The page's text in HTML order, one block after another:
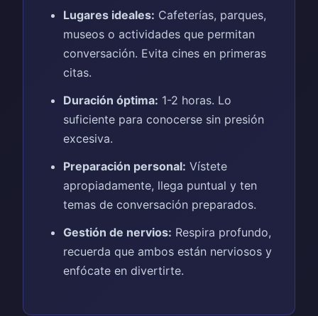
Lugares ideales: Cafeterías, parques,
museos o actividades que permitan
conversación. Evita cines en primeras
citas.
Duración óptima: 1-2 horas. Lo
suficiente para conocerse sin presión
excesiva.
Preparación personal: Vístete
apropiadamente, llega puntual y ten
temas de conversación preparados.
Gestión de nervios: Respira profundo,
recuerda que ambos están nerviosos y
enfócate en divertirte.